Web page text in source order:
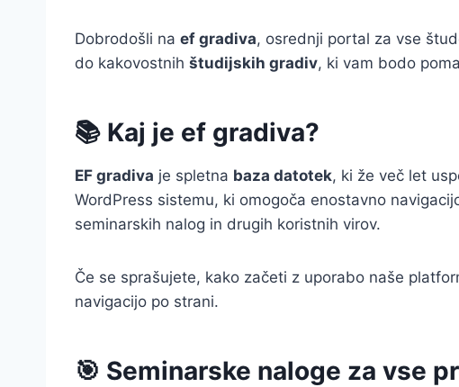
Dobrodošli na ef gradiva, osrednji portal za vse
do kakovostnih študijskih gradiv, ki vam bodo
📚 Kaj je ef gradiva?
EF gradiva je spletna baza datotek, ki že več let
WordPress sistemu, ki omogoča enostavno
seminarskih nalog in drugih koristnih virov.
Če se sprašujete, kako začeti z uporabo naše
navigacijo po strani.
🎯 Seminarske naloge za vse